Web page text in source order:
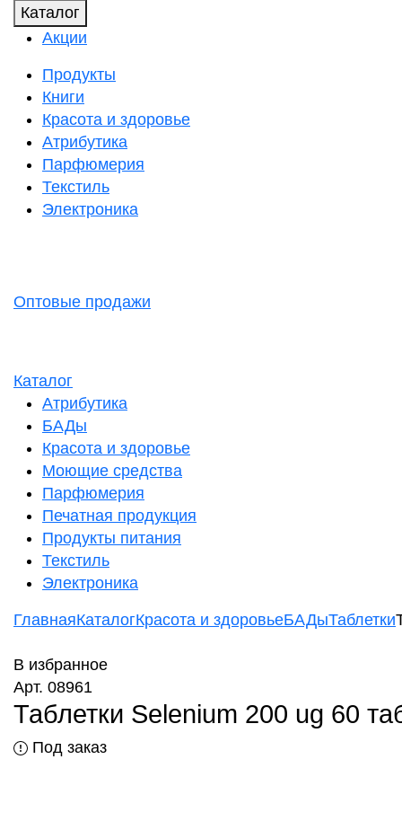
Каталог
Акции
Продукты
Книги
Красота и здоровье
Атрибутика
Парфюмерия
Текстиль
Электроника
Оптовые продажи
Каталог
Атрибутика
БАДы
Красота и здоровье
Моющие средства
Парфюмерия
Печатная продукция
Продукты питания
Текстиль
Электроника
ГлавнаяКаталогКрасота и здоровьеБАДыТаблетки
В избранное
Арт. 08961
Таблетки Selenium 200 ug 60
Под заказ